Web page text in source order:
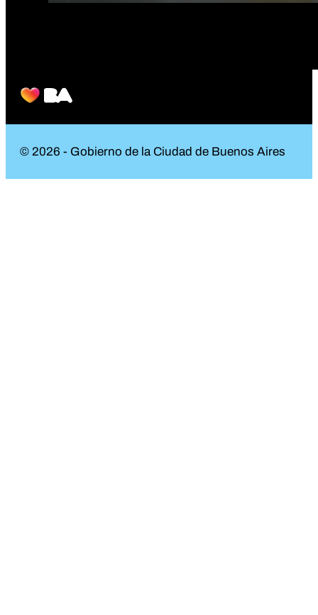
© 2026 - Gobierno de la Ciudad de Buenos Aires